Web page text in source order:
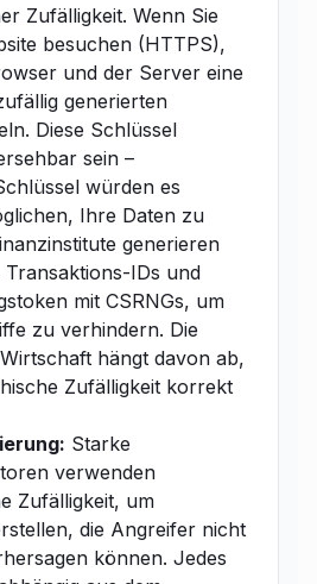
Zufälligkeit. Wenn Sie
besuchen (HTTPS),
und der Server eine
generierten
Diese Schlüssel
sein –
würden es
Ihre Daten zu
generieren
IDs und
mit CSRNGs, um
zu verhindern. Die
hängt davon ab,
Zufälligkeit korrekt
Starke
verwenden
Zufälligkeit, um
die Angreifer nicht
können. Jedes